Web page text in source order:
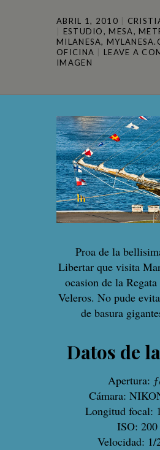
ABRIL 1, 2010
ESTUDIO,MESA,
MILANESA,
OFICINA
LEAVE A
IMAGEN
Proa de la
Libertar que visita
ocasion de la
Veleros. No pude
de basura
Datos de
Apertura:
Cámara:
Longitud focal:
ISO: 200
Velocidad: 1/